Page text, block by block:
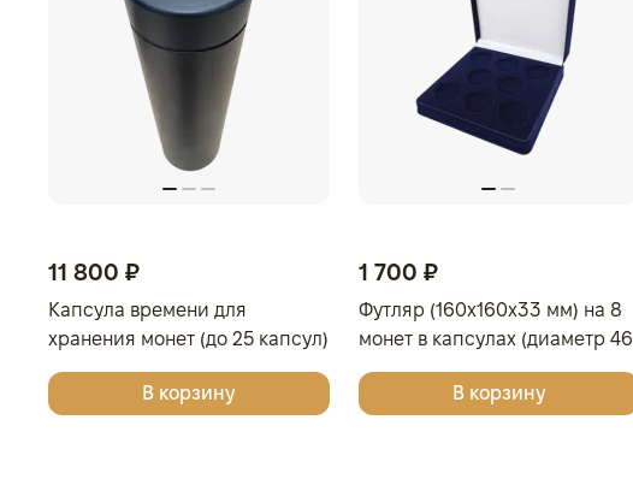
11 800 ₽
Капсула времени для
хранения монет (до 25 капсул)
В корзину
1 700 ₽
Футляр (160x160x33 мм) на 8
монет в капсулах (диаметр 46
мм), светло-бордовый
В корзину